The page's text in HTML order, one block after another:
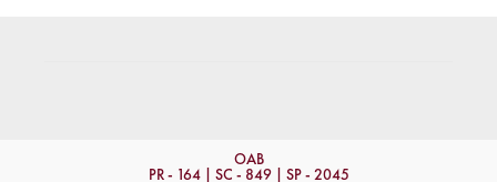
OAB
PR - 164 | SC - 849 | SP - 2045